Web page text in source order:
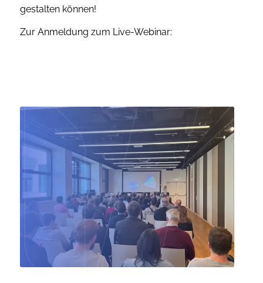
gestalten können!
Zur Anmeldung zum Live-Webinar: